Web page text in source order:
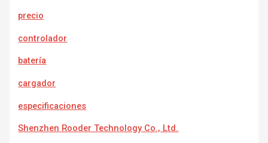
precio
controlador
batería
cargador
especificaciones
Shenzhen Rooder Technology Co., Ltd.